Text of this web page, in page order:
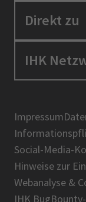
Über uns
Direkt zu
Positionen
Presse
IHK-
IHK
BIHK
DIHK
AHK
IHK-
Impressum
Social-Media-
Hinweise zur
Webanalyse &
IHK